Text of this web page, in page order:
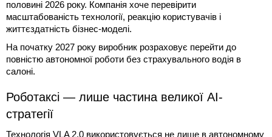
половині 2026 року. Компанія хоче перевірити
масштабованість технології, реакцію користувачів і
життєздатність бізнес-моделі.
На початку 2027 року виробник розраховує перейти до
повністю автономної роботи без страхувального водія в
салоні.
Роботаксі — лише частина великої AI-
стратегії
Технологія VLA 2.0 використовується не лише в автономному